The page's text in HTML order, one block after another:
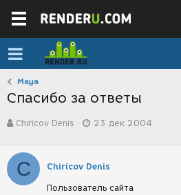
Maya
Спасибо за ответы
в
о
р
т
е
Chiricov Denis
а
с
з
23 дек 2004
C Chiricov Denis
Пользователь сайта